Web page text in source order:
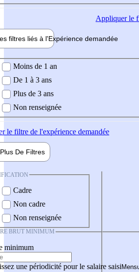
Appliquerle
filtres liés à l'Expérience demandée
demandée
Moins de 1 an
De 1 à 3 ans
Plus de 3 ans
Non renseignée
le filtre de l'expérience demandée
Plus De Filtres
Cadre
Non cadre
Non renseignée
BRUT MINIMUM
minimum
une périodicité pour le salaire saisi